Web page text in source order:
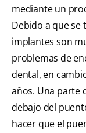
mediante un
Debido a que se
implantes son
problemas de
dental, en
años. Una parte
debajo del
hacer que el